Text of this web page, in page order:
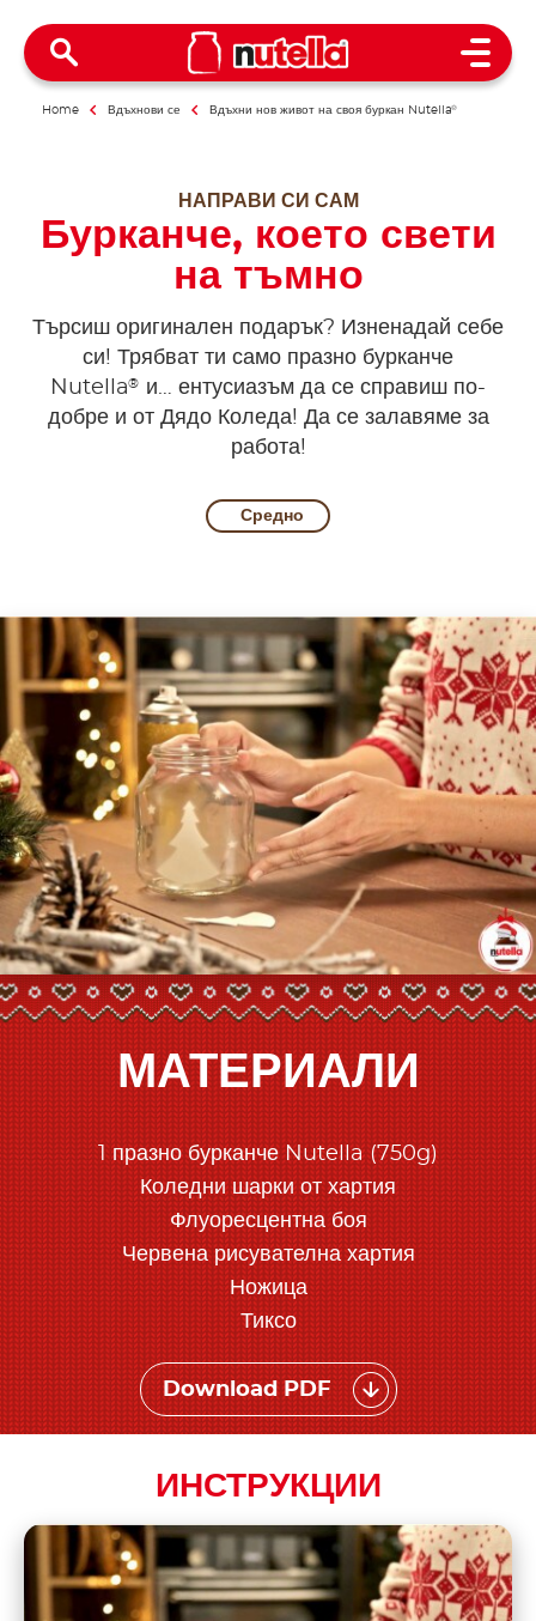
Open
Home Вдъхнови се Вдъхни нов живот на своя буркан Nutella®
НАПРАВИ СИ САМ
Бурканче, което свети
на тъмно
Търсиш оригинален подарък? Изненадай себе
си! Трябват ти само празно бурканче
Nutella®
и… ентусиазъм да се справиш по-
добре и от Дядо Коледа! Да се залавяме за
работа!
Средно
МАТЕРИАЛИ
1 празно бурканче Nutella (750g)
Коледни шарки от хартия
Флуоресцентна боя
Червена рисувателна хартия
Ножица
Тиксо
Download PDF
ИНСТРУКЦИИ